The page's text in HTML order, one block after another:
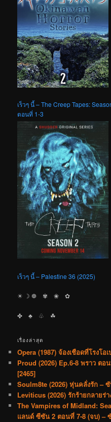
เร็วๆ นี้ – The Creep Tapes:
ตอนที่ 1-3
เร็วๆ นี้ – Palestine 36 (2025)
☀︎ ☽ ❁ ✾ ❀ ✿
✤ ♣︎ ♧ ☘︎
เรื่องล่าสุด
Opera (1987) จ้องเชือดที่โรงโอ
Proud (2026) Ep.6-8 พราว ตอ
[2465]
Soulm8te (2026) หุ่นคลั่งรัก – ซั
Leviticus (2026) รักร้ายกลายร่
The Vampires of Midland:
แลนด์ ซีซัน 2 ตอนที่ 7-8 (จบ) – ซั